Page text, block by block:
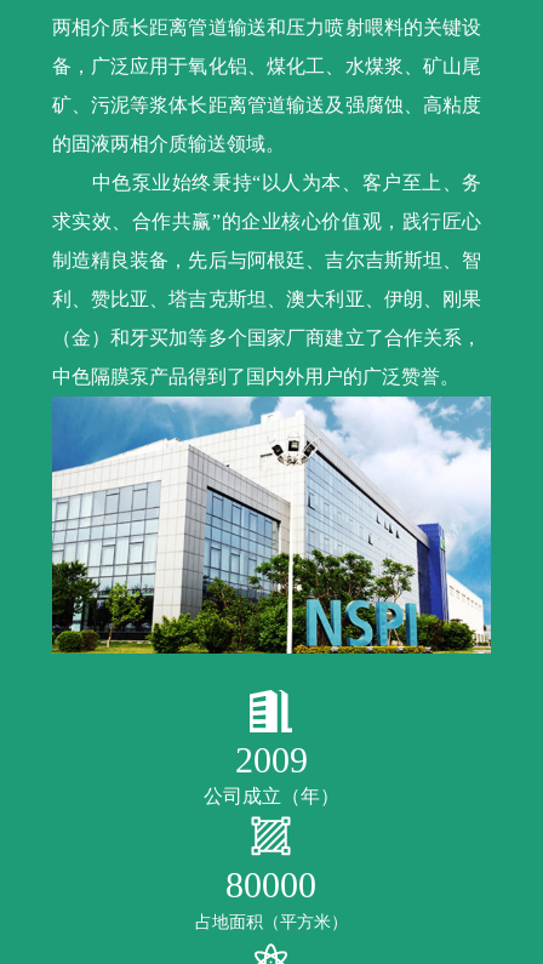
两相介质长距离管道输送和压力喷射喂料的关键设
备，广泛应用于氧化铝、煤化工、水煤浆、矿山尾
矿、污泥等浆体长距离管道输送及强腐蚀、高粘度
的固液两相介质输送领域。
中色泵业始终秉持“以人为本、客户至上、务
求实效、合作共赢”的企业核心价值观，践行匠心
制造精良装备，先后与阿根廷、吉尔吉斯斯坦、智
利、赞比亚、塔吉克斯坦、澳大利亚、伊朗、刚果
（金）和牙买加等多个国家厂商建立了合作关系，
中色隔膜泵产品得到了国内外用户的广泛赞誉。
2009
公司成立（年）
80000
占地面积（平方米）